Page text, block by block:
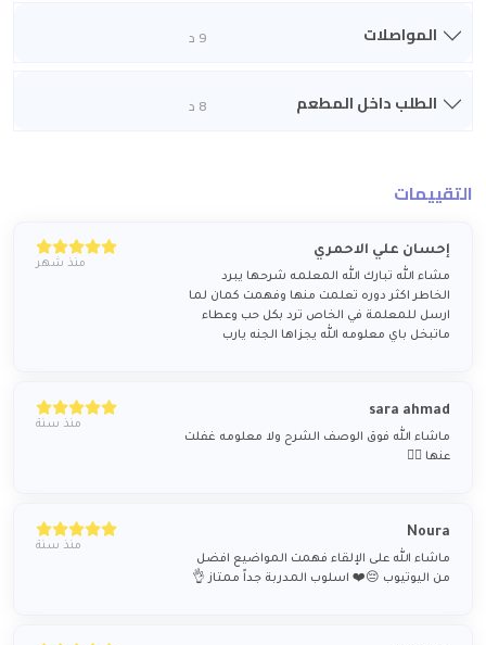
المواصلات 9 د
الطلب داخل المطعم 8 د
التقييمات
إحسان علي الاحمري
مشاء الله تبارك الله المعلمه شرحها يبرد
الخاطر اكثر دوره تعلمت منها وفهمت كمان لما
ارسل للمعلمة في الخاص ترد بكل حب وعطاء
ماتبخل باي معلومه الله يجزاها الجنه يارب
منذ شهر
sara ahmad
ماشاء الله فوق الوصف الشرح ولا معلومه غفلت
عنها 👍🏻
منذ سنة
Noura
ماشاء الله على الإلقاء فهمت المواضيع افضل
من اليوتيوب 😔❤️ اسلوب المدربة جداً ممتاز 👌
منذ سنة